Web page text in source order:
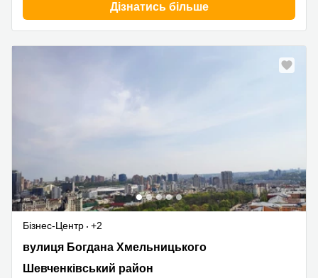
Дізнатись більше
Бізнес-Центр
+2
вулиця Богдана Хмельницького 19-21,
Шевченківський район
вулиця Богдана Хмельницького
Шевченківський район